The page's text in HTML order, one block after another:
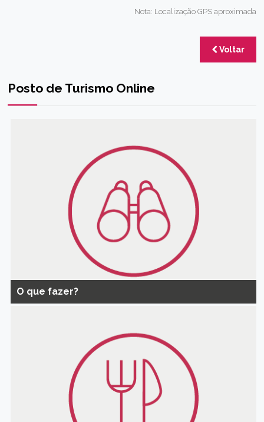
Nota: Localização GPS aproximada
Voltar
Posto de Turismo Online
O que fazer?